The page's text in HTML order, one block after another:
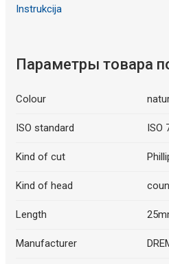
Instrukcija
Параметры товара
Colour
ISO standard ISO
Kind of cut
Kind of head
Length
Manufacturer